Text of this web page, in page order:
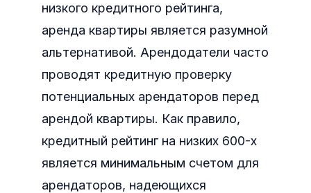
низкого кредитного рейтинга,
аренда квартиры является разумной
альтернативой. Арендодатели часто
проводят кредитную проверку
потенциальных арендаторов перед
арендой квартиры. Как правило,
кредитный рейтинг на низких 600-х
является минимальным счетом для
арендаторов, надеющихся